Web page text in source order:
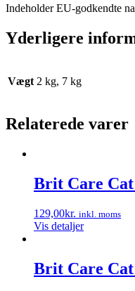
Indeholder EU-godkendte
Yderligere
Vægt 2 kg, 7 kg
Relaterede varer
Brit Care
129,00kr. inkl. moms
Vis detaljer
Brit Care